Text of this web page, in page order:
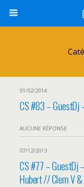
01/02/2014
CS #83 – GuestDj
AUCUNE RÉPONSE
07/12/2013
CS #77 – GuestDj
Hubert // Clem V